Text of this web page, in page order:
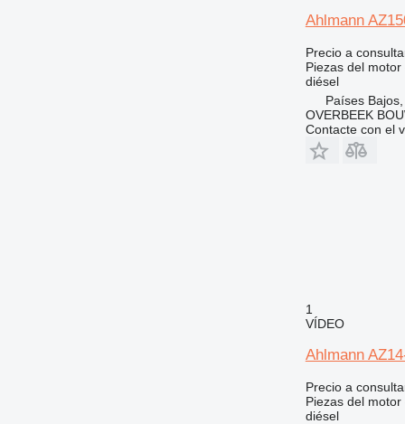
Ahlmann
Precio a
Piezas del
diésel
Países
OVERBEEK
Contacte con el
1
VÍDEO
Ahlmann
Precio a
Piezas del
diésel